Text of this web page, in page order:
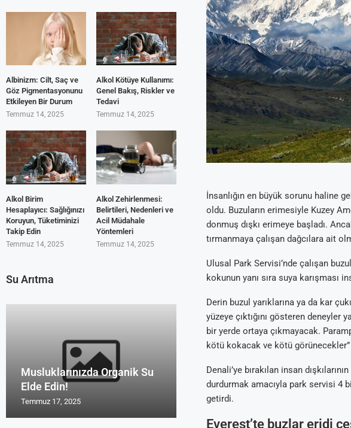
İnsanlığın en büyük sorunu haline
oldu. Buzuların erimesiyle Kuzey
donmuş dışkı erimeye başladı.
tırmanmaya çalışan dağcılara ait
Ulusal Park Servisi’nde çalışan
kokunun yanı sıra suya karışması
Derin buzul yarıklarına ya da kar
yüzeye çıktığını gösteren deneyler
bir yerde ortaya çıkmayacak.
kötü kokacak ve kötü
Denali’ye bırakılan insan
durdurmak amacıyla park servisi 4
getirdi.
Everest’te buzlar eridi
Albinizm: Cilt, Saç ve
Göz Pigmentasyonunu
Etkileyen Bir Durum
Temmuz 14, 2025
Alkol Kötüye Kullanımı:
Genel Bakış, Riskler ve
Tedavi
Temmuz 14, 2025
Alkol Birim
Hesaplayıcı: Sağlığınızı
Koruyun, Tüketiminizi
Takip Edin
Temmuz 14, 2025
Alkol Zehirlenmesi:
Belirtileri, Nedenleri ve
Acil Müdahale
Yöntemleri
Temmuz 14, 2025
Su Arıtma
Musluklarınızda Organik Su
Elde Edin!
Temmuz 17, 2025
Uzmanların Su Arıtma
Tavsiyeleri Royal
Temmuz 17, 2025
Su Arıtma Cihaz Tavsiyeleri
2016 ve 2017
Temmuz 17, 2025
Türk Malı Organik Su Arıtma
Cihazı Rosu
Temmuz 17, 2025
Su Arıtma Forum Tartışma ve
Yorum Alanları
Temmuz 17, 2025